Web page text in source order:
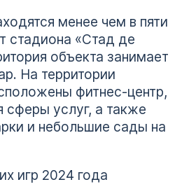
менее чем в пяти
стадиона «Стад де
объекта занимает
На территории
фитнес-центр,
сферы услуг, а также
и небольшие сады на
игр 2024 года